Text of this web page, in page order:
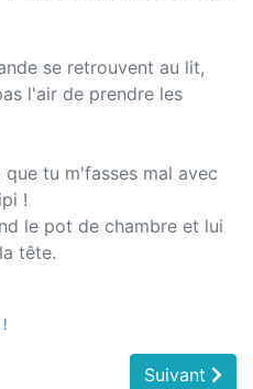
se retrouvent au lit,
l'air de prendre les
tu m'fasses mal avec
!
le pot de chambre et lui
tête.
Suivant